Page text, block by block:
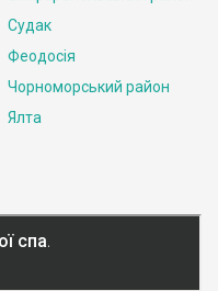
Судак
Феодосія
Чорноморський район
Ялта